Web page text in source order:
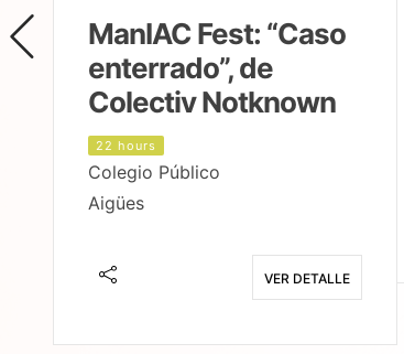
ManIAC Fest: “Caso
enterrado”, de
Colectiv Notknown
22 hours
Colegio Público
Aigües
VER DETALLE